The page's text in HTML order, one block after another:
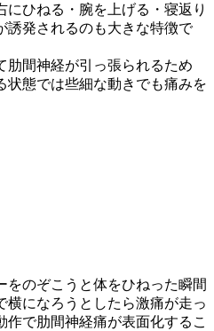
にひねる・腕を上げる・寝返り
誘発されるのも大きな特徴で
肋間神経が引っ張られるため
状態では些細な動きでも痛みを
をのぞこうと体をひねった瞬間
横になろうとしたら激痛が走っ
作で肋間神経痛が表面化するこ